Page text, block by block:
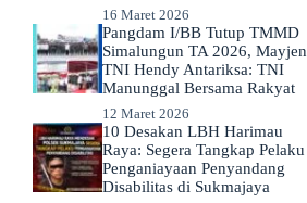
16 Maret 2026
Pangdam I/BB Tutup TMMD
Simalungun TA 2026, Mayjen
TNI Hendy Antariksa: TNI
Manunggal Bersama Rakyat
12 Maret 2026
​10 Desakan LBH Harimau
Raya: Segera Tangkap Pelaku
Penganiayaan Penyandang
Disabilitas di Sukmajaya